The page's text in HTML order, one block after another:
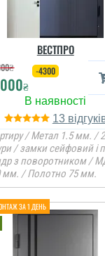
ВЕСТПРО
₴
₴
-4300
13
/ Метал 1.5 мм. / 2
/ замки сейфовий і
з поворотником /
мм. / Полотно 75 мм.